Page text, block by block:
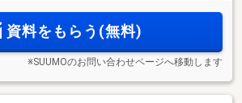
資料をもらう(無料)
※SUUMOのお問い合わせページへ移動します